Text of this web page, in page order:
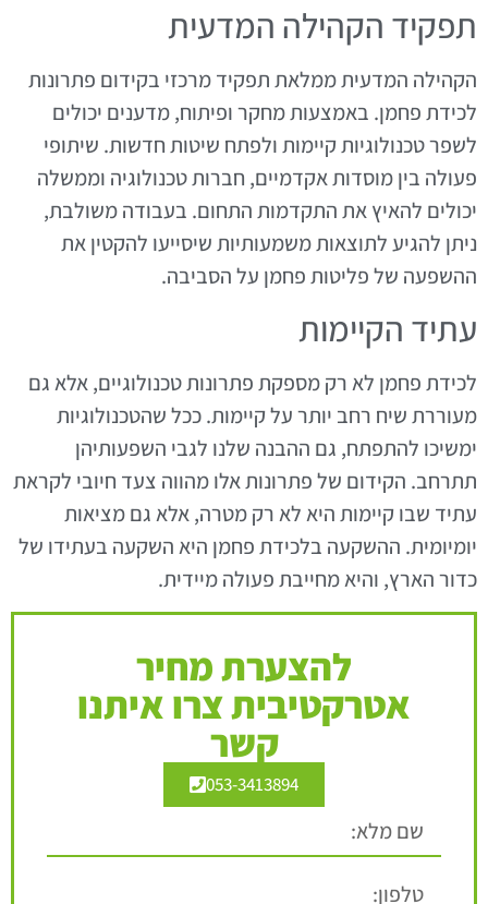
תפקיד הקהילה המדעית
הקהילה המדעית ממלאת תפקיד מרכזי בקידום פתרונות
לכידת פחמן. באמצעות מחקר ופיתוח, מדענים יכולים
לשפר טכנולוגיות קיימות ולפתח שיטות חדשות. שיתופי
פעולה בין מוסדות אקדמיים, חברות טכנולוגיה וממשלה
יכולים להאיץ את התקדמות התחום. בעבודה משולבת,
ניתן להגיע לתוצאות משמעותיות שיסייעו להקטין את
ההשפעה של פליטות פחמן על הסביבה.
עתיד הקיימות
לכידת פחמן לא רק מספקת פתרונות טכנולוגיים, אלא גם
מעוררת שיח רחב יותר על קיימות. ככל שהטכנולוגיות
ימשיכו להתפתח, גם ההבנה שלנו לגבי השפעותיהן
תתרחב. הקידום של פתרונות אלו מהווה צעד חיובי לקראת
עתיד שבו קיימות היא לא רק מטרה, אלא גם מציאות
יומיומית. ההשקעה בלכידת פחמן היא השקעה בעתידו של
כדור הארץ, והיא מחייבת פעולה מיידית.
להצערת מחיר
אטרקטיבית צרו איתנו
קשר
053-3413894